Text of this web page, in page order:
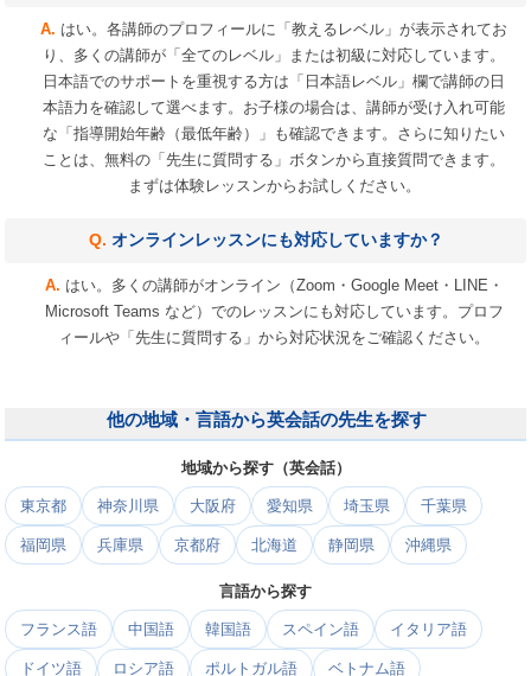
はい。各講師のプロフィールに「教えるレベル」が表示されてお
り、多くの講師が「全てのレベル」または初級に対応しています。
日本語でのサポートを重視する方は「日本語レベル」欄で講師の日
本語力を確認して選べます。お子様の場合は、講師が受け入れ可能
な「指導開始年齢（最低年齢）」も確認できます。さらに知りたい
ことは、無料の「先生に質問する」ボタンから直接質問できます。
まずは体験レッスンからお試しください。
オンラインレッスンにも対応していますか？
はい。多くの講師がオンライン（Zoom・Google Meet・LINE・
Microsoft Teams など）でのレッスンにも対応しています。プロフ
ィールや「先生に質問する」から対応状況をご確認ください。
他の地域・言語から英会話の先生を探す
地域から探す（英会話）
東京都 神奈川県 大阪府 愛知県 埼玉県 千葉県
福岡県 兵庫県 京都府 北海道 静岡県 沖縄県
言語から探す
フランス語 中国語 韓国語 スペイン語 イタリア語
ドイツ語 ロシア語 ポルトガル語 ベトナム語